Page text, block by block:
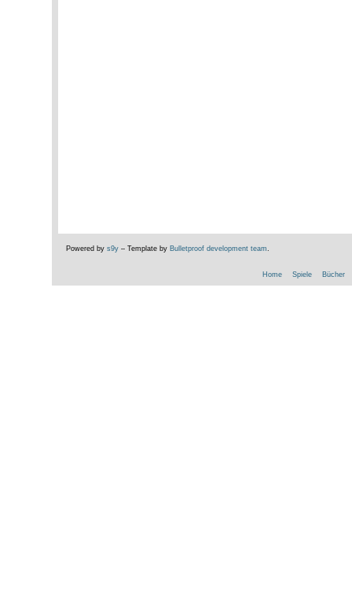
Powered by s9y– Template by Bulletproof development team
Home Spiele Bücher